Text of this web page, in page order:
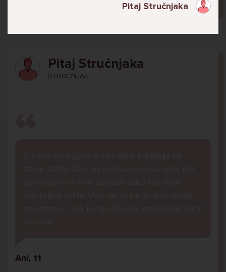
Pitaj Stručnjaka
STRUCNJAK
Ani, 11
Pitaj Stručnjaka